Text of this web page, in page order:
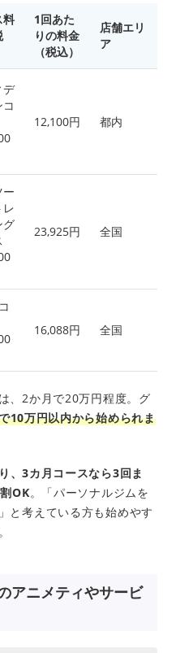
料
1回あた
りの料金
（税込）
店舗エリ
ア
デ
12,100円 都内
ー
レ
グ
23,925円 全国
16,088円 全国
、2か月で20万円程度。グ
10万円以内から始められま
、3カ月コースなら3回ま
OK。「パーソナルジムを
と考えている方も始めやす
アニメティやサービ